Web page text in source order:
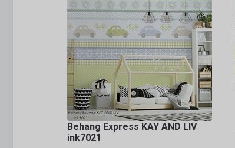
Behang Express KAY AND LIV
ink7021